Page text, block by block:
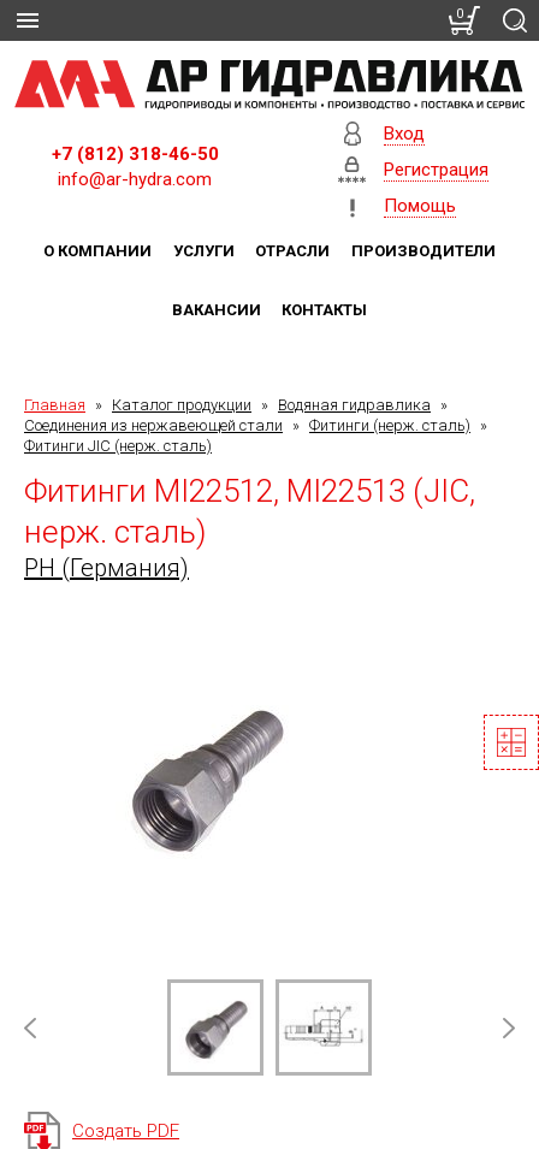
+7 (812) 318-46-50
info@ar-hydra.com
Вход
Регистрация
Помощь
О КОМПАНИИ УСЛУГИ ОТРАСЛИ ПРОИЗВОДИТЕЛИ
ВАКАНСИИ КОНТАКТЫ
Главная » Каталог продукции » Водяная гидравлика
»
Соединения из нержавеющей стали
» Фитинги (нерж. сталь)
»
Фитинги JIC (нерж. сталь)
Фитинги MI22512, MI22513 (JIC,
нерж. сталь)
PH (Германия)
Создать PDF
0